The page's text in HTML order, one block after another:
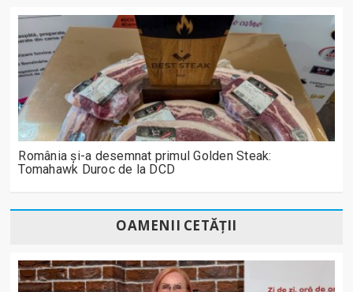
România și-a desemnat primul Golden Steak:
Tomahawk Duroc de la DCD
OAMENII CETĂȚII